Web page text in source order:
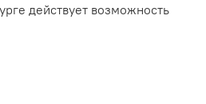
действует возможность